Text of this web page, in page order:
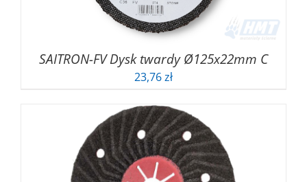
SAITRON-FV Dysk twardy Ø125x22mm C
23,76zł